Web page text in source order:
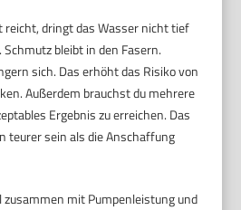
reicht, dringt das Wasser nicht tief
Schmutz bleibt in den Fasern.
sich. Das erhöht das Risiko von
Außerdem brauchst du mehrere
Ergebnis zu erreichen. Das
teurer sein als die Anschaffung
mit Pumpenleistung und